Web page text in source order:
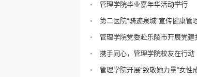
管理学院毕业嘉年华活动举行
第二医院“骑迹泉城”宣传健康管
管理学院党委赴乐陵市开展党建
携手同心，管理学院校友在行动
管理学院开展“致敬她力量”女性